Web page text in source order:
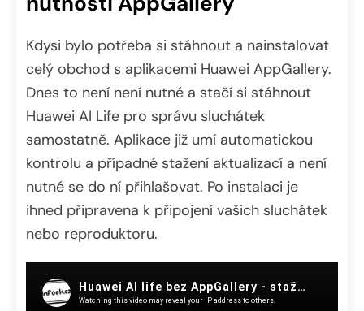
Kdysi bylo potřeba si stáhnout a nainstalovat
celý obchod s aplikacemi Huawei AppGallery.
Dnes to není není nutné a stačí si stáhnout
Huawei AI Life pro správu sluchátek
samostatně. Aplikace již umí automatickou
kontrolu a případné stažení aktualizací a není
nutné se do ní přihlašovat. Po instalaci je
ihned připravena k připojení vašich sluchátek
nebo reproduktoru.